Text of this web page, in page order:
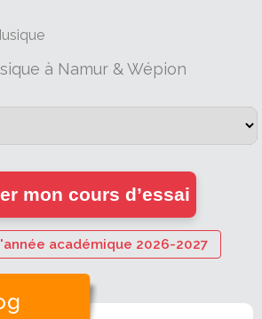
à Namur & Wépion
mon cours d’essai
académique 2026-2027